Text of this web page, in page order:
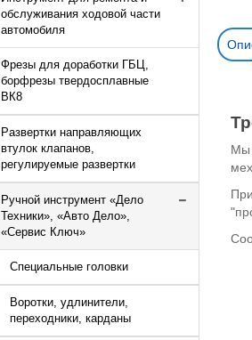
обслуживания ходовой части
автомобиля
Фрезы для доработки ГБЦ,
борфрезы твердосплавные
ВК8
Развертки направляющих
втулок клапанов,
регулируемые развертки
Ручной инструмент «Дело
Техники», «Авто Дело»,
«Сервис Ключ»
Cпециальные головки
Воротки, удлинители,
переходники, карданы
Мы